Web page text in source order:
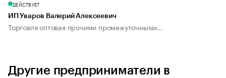
ДЕЙСТВУЕТ
ИП Уваров Валерий Алексеевич
Торговля оптовая прочими промежуточными...
Другие предприниматели в